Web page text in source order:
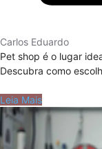
Carlos Eduardo
Pet shop é o lugar
Descubra como
Leia Mais